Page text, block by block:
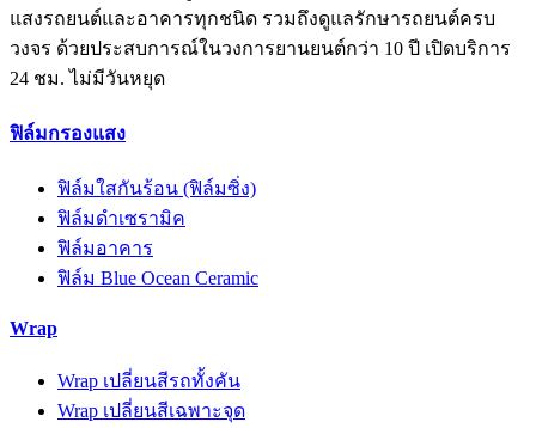
แสงรถยนต์และอาคารทุกชนิด รวมถึงดูแลรักษารถยนต์ครบ
วงจร ด้วยประสบการณ์ในวงการยานยนต์กว่า 10 ปี เปิดบริการ
24 ชม. ไม่มีวันหยุด
ฟิล์มกรองแสง
ฟิล์มใสกันร้อน (ฟิล์มซิ่ง)
ฟิล์มดำเซรามิค
ฟิล์มอาคาร
ฟิล์ม Blue Ocean Ceramic
Wrap
Wrap เปลี่ยนสีรถทั้งคัน
Wrap เปลี่ยนสีเฉพาะจุด